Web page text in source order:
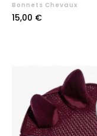
Bonnets Chevaux
Prix
15,00 €